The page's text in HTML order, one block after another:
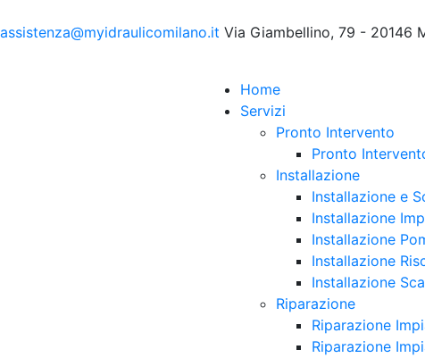
assistenza@myidraulicomilano.it Via Giambellino, 79 - 20146
Home
Servizi
Pronto Intervento
Pronto
Installazione
Installazione e
Installazione
Installazione
Installazione
Installazione
Riparazione
Riparazione
Riparazione